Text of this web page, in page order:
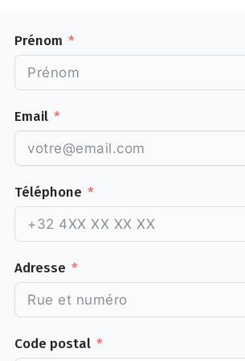
Prénom
Email
Téléphone
Adresse
Code postal